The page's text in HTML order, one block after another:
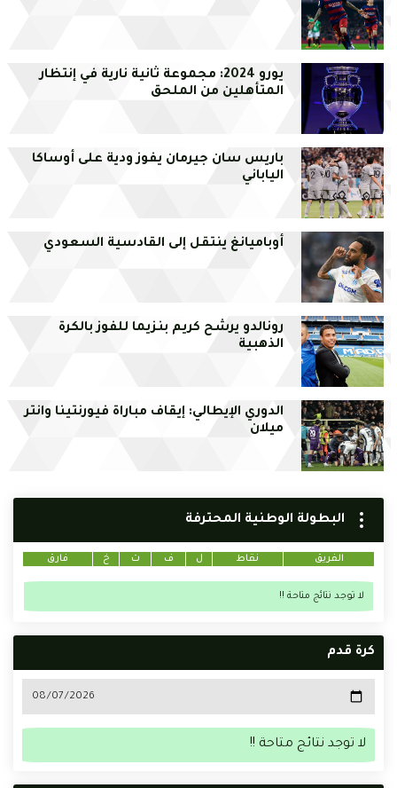
يورو 2024: مجموعة ثانية نارية في إنتظار
المتأهلين من الملحق
باريس سان جيرمان يفوز ودية على أوساكا
الياباني
أوباميانغ ينتقل إلى القادسية السعودي
رونالدو يرشح كريم بنزيما للفوز بالكرة
الذهبية
الدوري الإيطالي: إيقاف مباراة فيورنتينا وانتر
ميلان
البطولة الوطنية المحترفة
الفريق نقاط ل ف ت خ فارق
لا توجد نتائج متاحة !!
كرة قدم
لا توجد نتائج متاحة !!